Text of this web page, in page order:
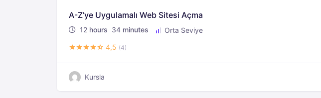
A-Z’ye Uygulamalı Web Sitesi Açma
12 hours 34 minutes
Orta Seviye
4,5 (4)
Kursla